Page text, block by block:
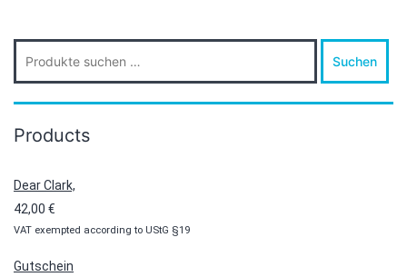
nach:
Suchen
Products
Dear Clark,
42,00 €
VAT exempted according to UStG §19
Gutschein